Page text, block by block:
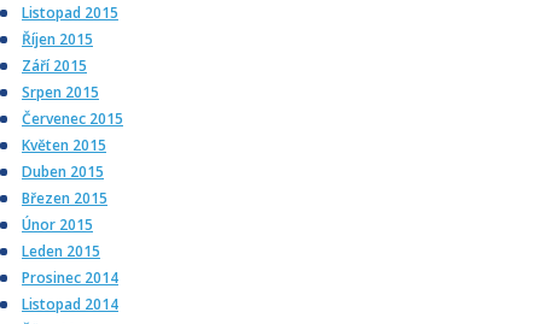
Listopad 2015
Říjen 2015
Září 2015
Srpen 2015
Červenec 2015
Květen 2015
Duben 2015
Březen 2015
Únor 2015
Leden 2015
Prosinec 2014
Listopad 2014